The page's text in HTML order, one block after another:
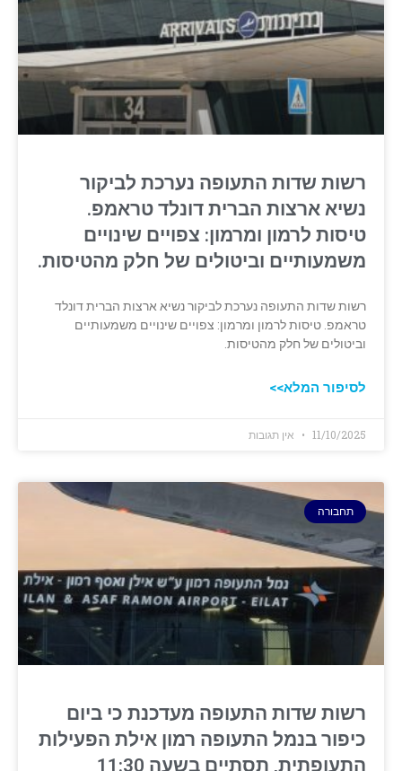
רשות שדות התעופה נערכת לביקור
נשיא ארצות הברית דונלד טראמפ.
טיסות לרמון ומרמון: צפויים שינויים
משמעותיים וביטולים של חלק מהטיסות.
רשות שדות התעופה נערכת לביקור נשיא ארצות הברית דונלד
טראמפ. טיסות לרמון ומרמון: צפויים שינויים משמעותיים
וביטולים של חלק מהטיסות.
לסיפור המלא>>
11/10/2025 אין תגובות
תחבורה
רשות שדות התעופה מעדכנת כי ביום
כיפור בנמל התעופה רמון אילת הפעילות
התעופתית, תסתיים בשעה 11:30